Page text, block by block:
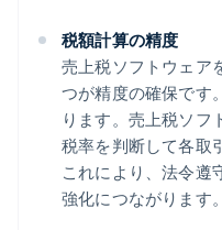
税額計算の精度
売上税ソフトウェア
つが精度の確保です
ります。売上税ソフ
税率を判断して各取
これにより、法令遵
強化につながります。